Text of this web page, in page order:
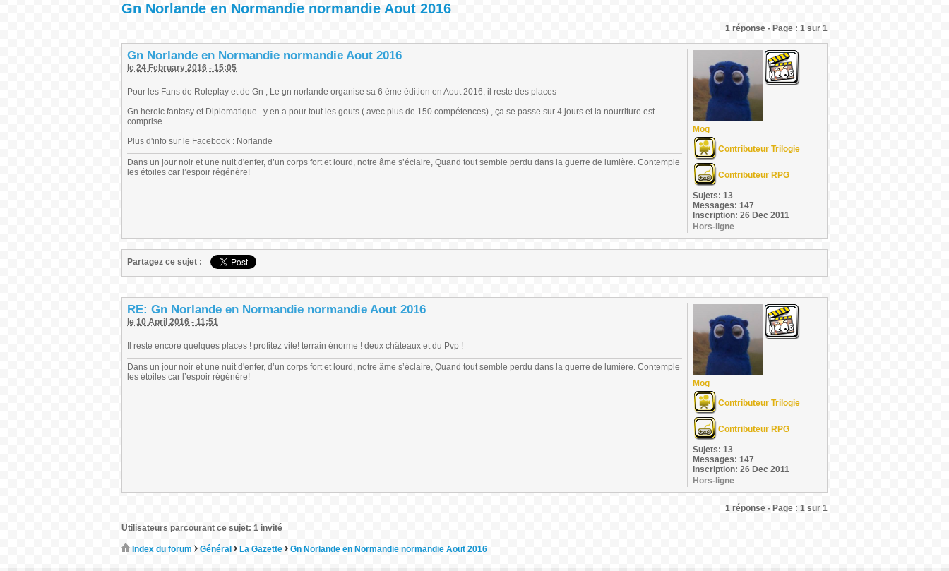
Gn Norlande en Normandie normandie Aout 2016
1 réponse - Page : 1 sur 1
Gn Norlande en Normandie normandie Aout 2016
le 24 February 2016 - 15:05
Pour les Fans de Roleplay et de Gn , Le gn norlande organise sa 6 éme édition en Aout 2016, il reste des places
Gn heroic fantasy et Diplomatique.. y en a pour tout les gouts ( avec plus de 150 compétences) , ça se passe sur 4 jours et la nourriture est
comprise
Plus d'info sur le Facebook : Norlande
Dans un jour noir et une nuit d'enfer, d’un corps fort et lourd, notre âme s’éclaire, Quand tout semble perdu dans la guerre de lumière. Contemple
les étoiles car l’espoir régénère!
Mog
Contributeur Trilogie
Contributeur RPG
Sujets: 13
Messages: 147
Inscription: 26 Dec 2011
Hors-ligne
Partagez ce sujet :
RE: Gn Norlande en Normandie normandie Aout 2016
le 10 April 2016 - 11:51
Il reste encore quelques places ! profitez vite! terrain énorme ! deux châteaux et du Pvp !
Dans un jour noir et une nuit d'enfer, d’un corps fort et lourd, notre âme s’éclaire, Quand tout semble perdu dans la guerre de lumière. Contemple
les étoiles car l’espoir régénère!
Mog
Contributeur Trilogie
Contributeur RPG
Sujets: 13
Messages: 147
Inscription: 26 Dec 2011
Hors-ligne
1 réponse - Page : 1 sur 1
Utilisateurs parcourant ce sujet: 1 invité
Index du forum Général La Gazette Gn Norlande en Normandie normandie Aout 2016